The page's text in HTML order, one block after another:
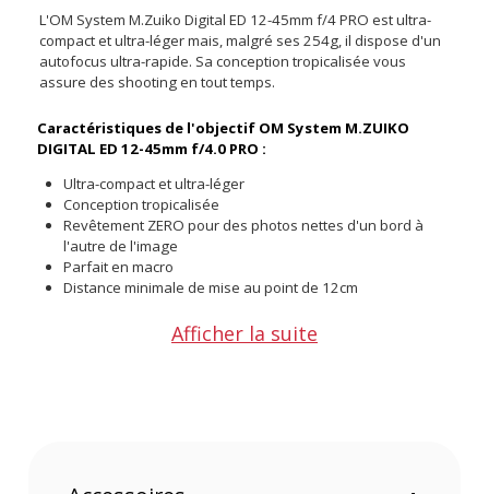
L'OM System M.Zuiko Digital ED 12-45mm f/4 PRO est ultra-
compact et ultra-léger mais, malgré ses 254g, il dispose d'un
autofocus ultra-rapide. Sa conception tropicalisée vous
assure des shooting en tout temps.
Caractéristiques de l'objectif OM System M.ZUIKO
DIGITAL ED 12-45mm f/4.0 PRO :
Ultra-compact et ultra-léger
Conception tropicalisée
Revêtement ZERO pour des photos nettes d'un bord à
l'autre de l'image
Parfait en macro
Distance minimale de mise au point de 12cm
Les photos sont nettes d?un bord à l?autre de l'image, avec
Afficher la suite